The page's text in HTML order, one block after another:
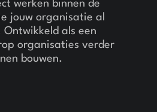
werken binnen de
jouw organisatie al
als een
organisaties verder
bouwen.